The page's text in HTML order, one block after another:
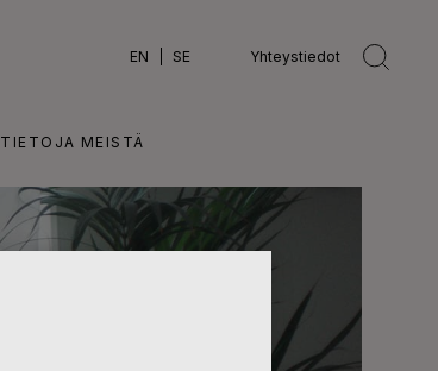
EN SE Yhteystiedot
TIETOJA MEISTÄ